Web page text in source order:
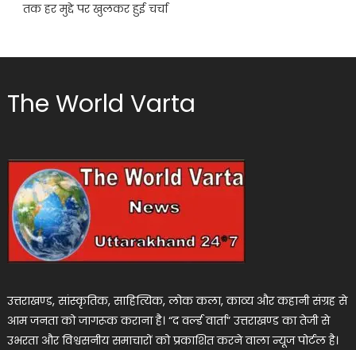
तक हर मुद्दे पर खुलकर हुई चर्चा
The World Varta
उत्तराखण्ड, सांस्कृतिक, साहित्यिक, लोक कला, काव्य और कहानी संग्रह से
आम जनता को जागरूक कराना है। “द वर्ल्ड वार्ता” उत्तराखण्ड का तेजी से
उभरता और विश्वसनीय समाचारों को प्रकाशित करने वाला न्यूज पोर्टल है।